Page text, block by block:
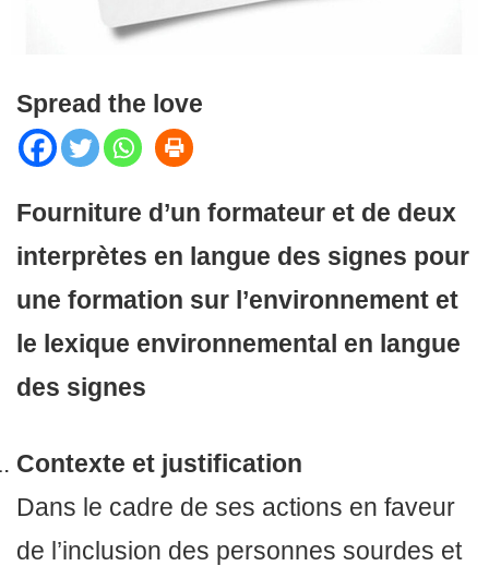
Spread the love
Fourniture d’un formateur et de deux
interprètes en langue des signes pour
une formation sur l’environnement et
le lexique environnemental en langue
des signes
Contexte et justification
Dans le cadre de ses actions en faveur
de l’inclusion des personnes sourdes et